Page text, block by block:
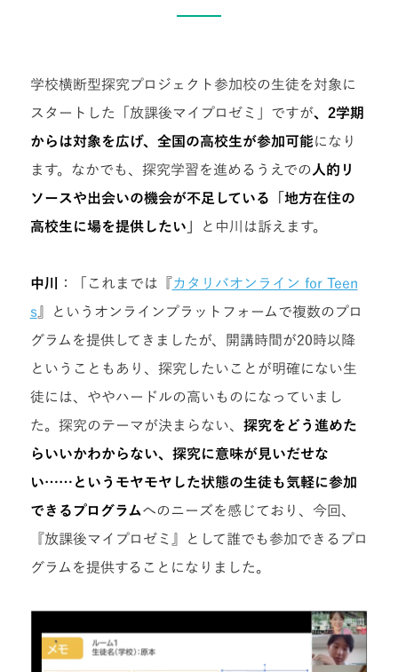
学校横断型探究プロジェクト参加校の生徒を対象に
スタートした「放課後マイプロゼミ」ですが、2学期
からは対象を広げ、全国の高校生が参加可能になり
ます。なかでも、探究学習を進めるうえでの 人的リ
ソースや出会いの機会が不足している「地方在住の
高校生に場を提供したい」
と中川は訴えます。
中川 ：「これまでは『カタリバオンライン for Teen
s』
というオンラインプラットフォームで複数のプロ
グラムを提供してきましたが、開講時間が20時以降
ということもあり、探究したいことが明確にない生
徒には、ややハードルの高いものになっていまし
た。探究のテーマが決まらない、 探究をどう進めた
らいいかわからない、探究に意味が見いだせな
い……というモヤモヤした状態の生徒も気軽に参加
できるプログラムへのニーズを感じており、今回、
『放課後マイプロゼミ』として誰でも参加できるプロ
グラムを提供することになりました。